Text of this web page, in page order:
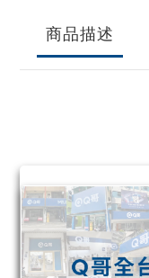
商品描述